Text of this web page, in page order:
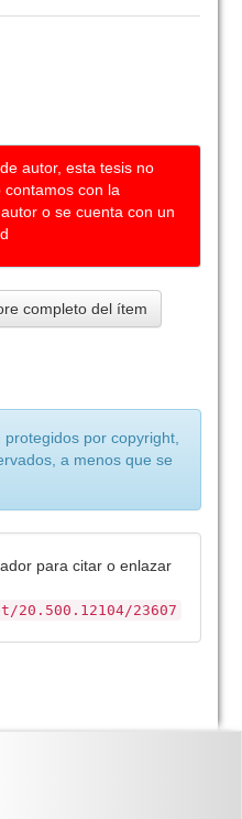
autor, esta tesis no
con la
o se cuenta con un
completo del ítem
por copyright,
a menos que se
para citar o enlazar
23607